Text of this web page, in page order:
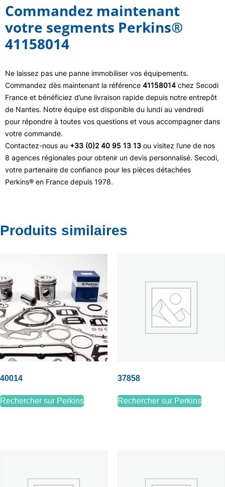
Commandez maintenant
votre segments Perkins®
41158014
Ne laissez pas une panne immobiliser vos équipements.
Commandez dès maintenant la référence 41158014 chez Secodi
France et bénéficiez d’une livraison rapide depuis notre entrepôt
de Nantes. Notre équipe est disponible du lundi au vendredi
pour répondre à toutes vos questions et vous accompagner dans
votre commande.
Contactez-nous au +33 (0)2 40 95 13 13 ou visitez l’une de nos
8 agences régionales pour obtenir un devis personnalisé. Secodi,
votre partenaire de confiance pour les pièces détachées
Perkins® en France depuis 1978.
Produits similaires
40014
Rechercher sur Perkins
37858
Rechercher sur Perkins